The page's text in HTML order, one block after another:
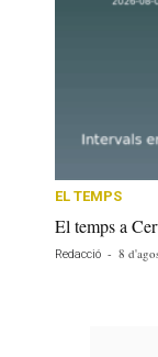
EL TEMPS
El temps a
Redacció - 8